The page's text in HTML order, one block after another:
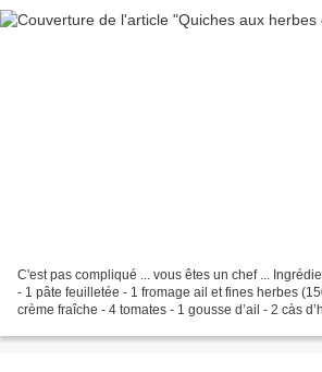
C'est pas compliqué ... vous êtes un chef ...
- 1 pâte feuilletée - 1 fromage ail et fines herbes
crème fraîche - 4 tomates - 1 gousse d’ail - 2 càs